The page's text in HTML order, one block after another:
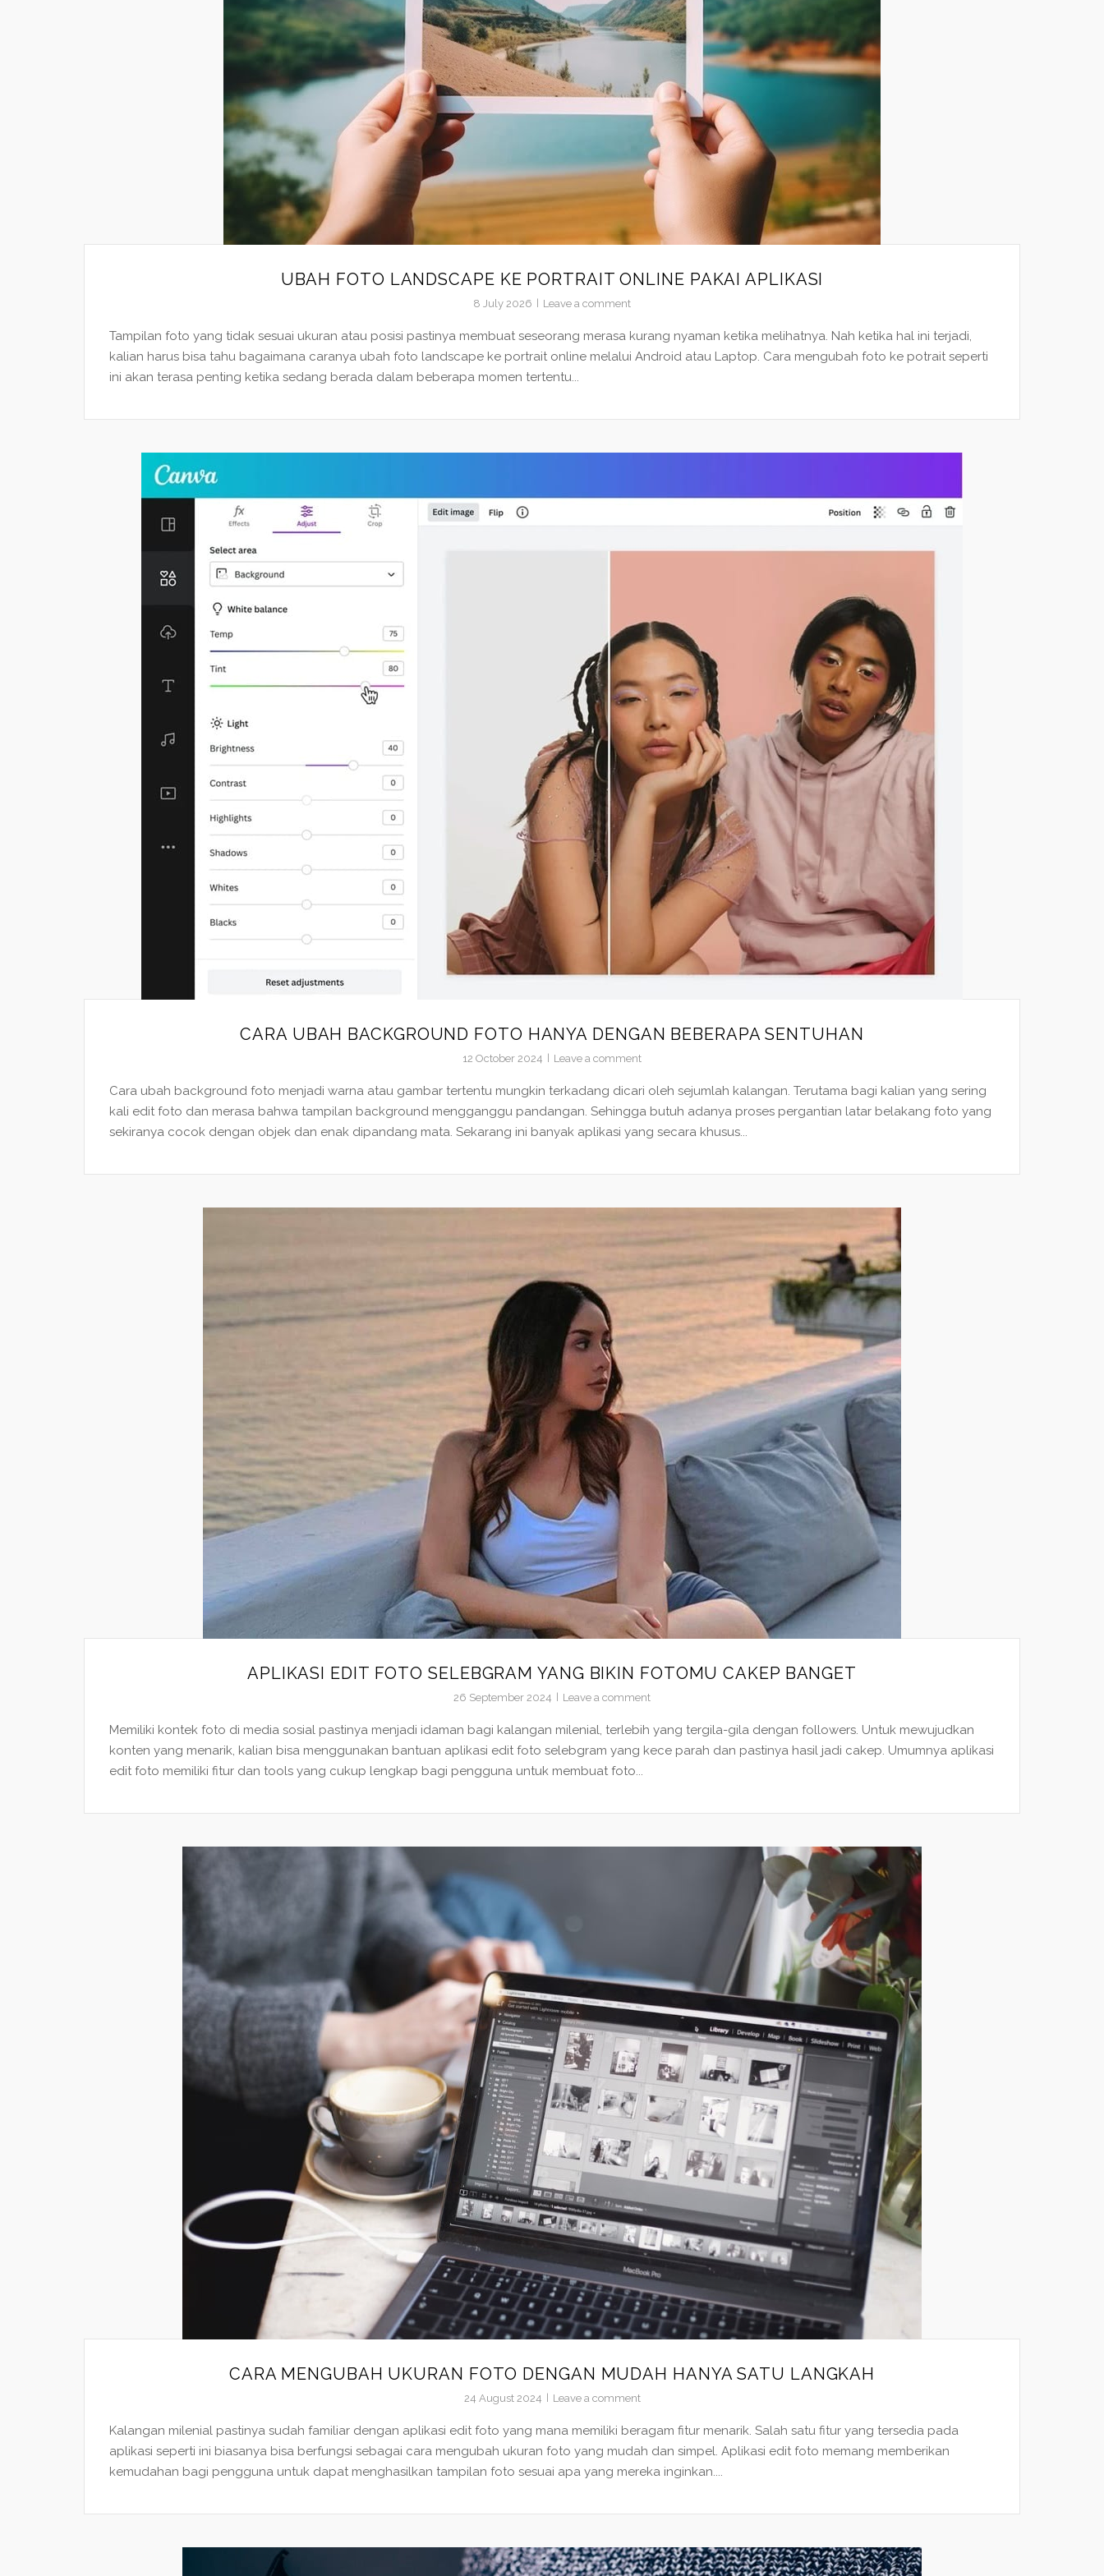
UBAH FOTO LANDSCAPE KE PORTRAIT ONLINE PAKAI APLIKASI
8 July 2026 Leave a comment
Tampilan foto yang tidak sesuai ukuran atau posisi pastinya membuat seseorang merasa kurang nyaman ketika melihatnya. Nah ketika hal ini terjadi,
kalian harus bisa tahu bagaimana caranya ubah foto landscape ke portrait online melalui Android atau Laptop. Cara mengubah foto ke potrait seperti
ini akan terasa penting ketika sedang berada dalam beberapa momen tertentu...
CARA UBAH BACKGROUND FOTO HANYA DENGAN BEBERAPA SENTUHAN
12 October 2024 Leave a comment
Cara ubah background foto menjadi warna atau gambar tertentu mungkin terkadang dicari oleh sejumlah kalangan. Terutama bagi kalian yang sering
kali edit foto dan merasa bahwa tampilan background mengganggu pandangan. Sehingga butuh adanya proses pergantian latar belakang foto yang
sekiranya cocok dengan objek dan enak dipandang mata. Sekarang ini banyak aplikasi yang secara khusus...
APLIKASI EDIT FOTO SELEBGRAM YANG BIKIN FOTOMU CAKEP BANGET
26 September 2024 Leave a comment
Memiliki kontek foto di media sosial pastinya menjadi idaman bagi kalangan milenial, terlebih yang tergila-gila dengan followers. Untuk mewujudkan
konten yang menarik, kalian bisa menggunakan bantuan aplikasi edit foto selebgram yang kece parah dan pastinya hasil jadi cakep. Umumnya aplikasi
edit foto memiliki fitur dan tools yang cukup lengkap bagi pengguna untuk membuat foto...
CARA MENGUBAH UKURAN FOTO DENGAN MUDAH HANYA SATU LANGKAH
24 August 2024 Leave a comment
Kalangan milenial pastinya sudah familiar dengan aplikasi edit foto yang mana memiliki beragam fitur menarik. Salah satu fitur yang tersedia pada
aplikasi seperti ini biasanya bisa berfungsi sebagai cara mengubah ukuran foto yang mudah dan simpel. Aplikasi edit foto memang memberikan
kemudahan bagi pengguna untuk dapat menghasilkan tampilan foto sesuai apa yang mereka inginkan....